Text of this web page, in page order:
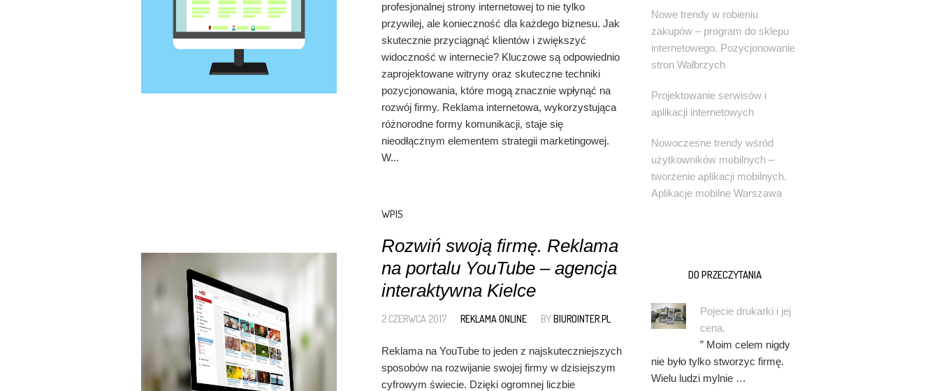
profesjonalnej strony internetowej to nie tylko
przywilej, ale konieczność dla każdego biznesu. Jak
skutecznie przyciągnąć klientów i zwiększyć
widoczność w internecie? Kluczowe są odpowiednio
zaprojektowane witryny oraz skuteczne techniki
pozycjonowania, które mogą znacznie wpłynąć na
rozwój firmy. Reklama internetowa, wykorzystująca
różnorodne formy komunikacji, staje się
nieodłącznym elementem strategii marketingowej.
W...
WPIS
Rozwiń swoją firmę. Reklama
na portalu YouTube – agencja
interaktywna Kielce
2 CZERWCA 2017 REKLAMA ONLINE BYBIUROINTER.PL
Reklama na YouTube to jeden z najskuteczniejszych
sposobów na rozwijanie swojej firmy w dzisiejszym
cyfrowym świecie. Dzięki ogromnej liczbie
Nowe trendy w robieniu
zakupów – program do sklepu
internetowego. Pozycjonowanie
stron Wałbrzych
Projektowanie serwisów i
aplikacji internetowych
Nowoczesne trendy wśród
użytkowników mobilnych –
tworzenie aplikacji mobilnych.
Aplikacje mobilne Warszawa
DO PRZECZYTANIA
Pojecie drukarki i jej
cena.
” Moim celem nigdy
nie było tylko stworzyc firmę.
Wielu ludzi mylnie …